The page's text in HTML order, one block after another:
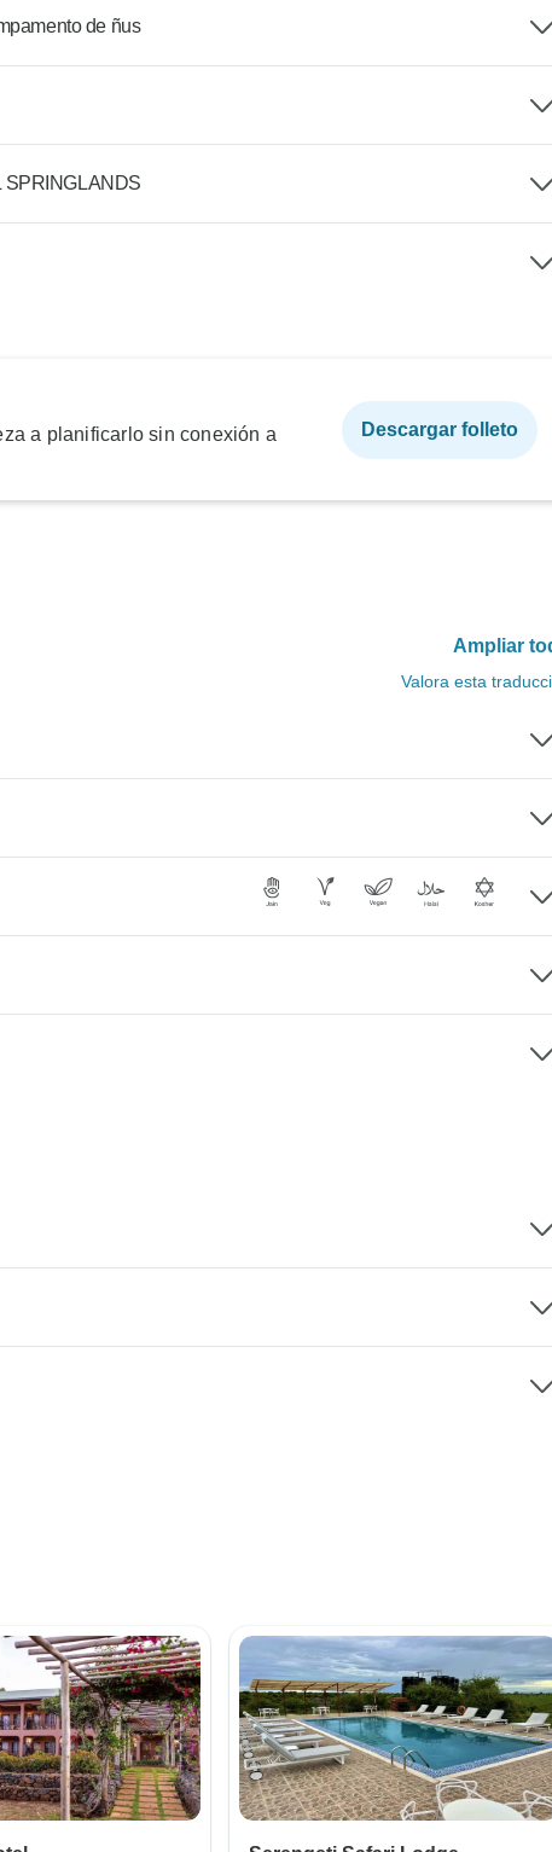
de ñus
SPRINGLANDS
a planificarlo sin conexión a
Descargar folleto
Ampliar
Valora esta